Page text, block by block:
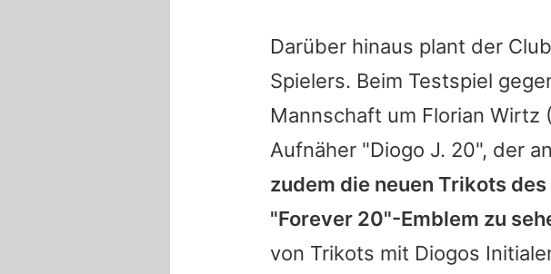
Darüber hinaus plant der
Spielers. Beim Testspiel
Mannschaft um Florian Wirtz
Aufnäher "Diogo J. 20", der an
zudem die neuen Trikots
"Forever 20"-Emblem zu
von Trikots mit Diogos